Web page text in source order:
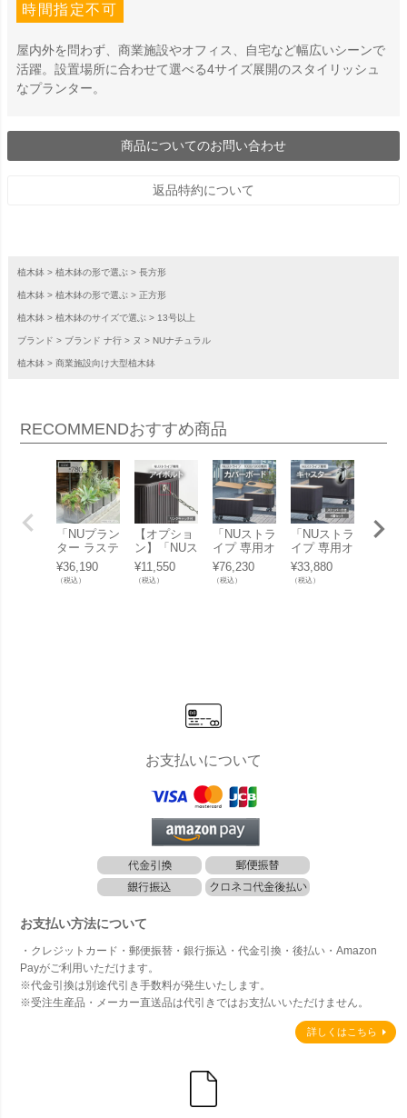
時間指定不可
屋内外を問わず、商業施設やオフィス、自宅など幅広いシーンで
活躍。設置場所に合わせて選べる4サイズ展開のスタイリッシュ
なプランター。
商品についてのお問い合わせ
返品特約について
植木鉢 植木鉢の形で選ぶ 長方形
植木鉢 植木鉢の形で選ぶ 正方形
植木鉢 植木鉢のサイズで選ぶ 13号以上
ブランド ブランド ナ行 ヌ NUナチュラル
植木鉢 商業施設向け大型植木鉢
RECOMMENDおすすめ商品
「NUプラン
ター ラステ
ィックKD7
80」
¥36,190
（税込）
【オプショ
ン】「NUス
トライプ 専
用オプショ
ン アイボル
¥11,550
（税込）
「NUストラ
イプ 専用オ
プション カ
バーボード
1200用、10
¥76,230
（税込）
「NUストラ
イプ 専用オ
プション キ
ャスター 4
個セット」
¥33,880
（税込）
【オ
お支払いについて
お支払い方法について
・クレジットカード・郵便振替・銀行振込・代金引換・後払い・Amazon
Payがご利用いただけます。
※代金引換は別途代引き手数料が発生いたします。
※受注生産品・メーカー直送品は代引きではお支払いいただけません。
詳しくはこちら